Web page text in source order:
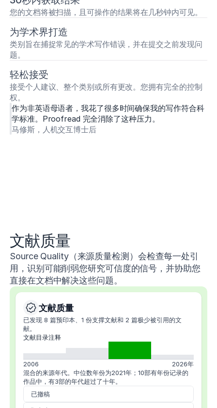
您的文档将被扫描，且可操作的结果将在几秒钟内可见。
为学术界打造
类别旨在捕捉常见的学术写作错误，并在提交之前发现问
题。
轻松接受
接受个人建议、整个类别或所有更改。您拥有完全的控制
权。
作为非英语母语者，我花了很多时间确保我的写作符合科
学标准。Proofread 完全消除了这种压力。
马修斯，人机交互博士后
文献质量
Source Quality（来源质量检测）会检查每一处引
用，识别可能削弱您研究可信度的信号，并协助您
直接在文档中解决这些问题。
文献质量
已发现 8 篇预印本、1 份支撑文献和 2 篇极少被引用的文
献。
文献目录注释
2006
2026年
混合的来源年代。 中位数年份为2021年；10部有年份记录的
作品中，有3部的年代超过了十年。
已撤稿